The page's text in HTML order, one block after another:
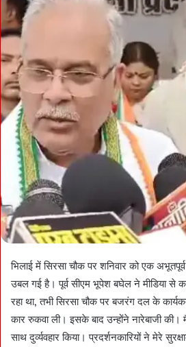
भिलाई में सिरसा चौक पर शनिवार को एक
उबल गई है। पूर्व सीएम भूपेश बघेल ने मीडिया से
रहा था, तभी सिरसा चौक पर बजरंग दल के
कार रुकवा ली। इसके बाद उन्होंने नारेबाजी की।
साथ दुर्व्यवहार किया। प्रदर्शनकारियों ने मेरे